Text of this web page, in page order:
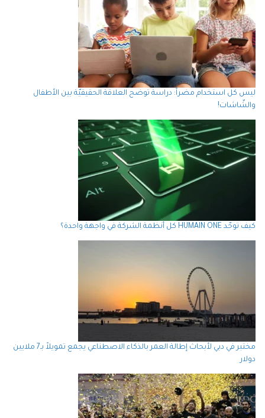
ليس كل استخدام مضراً: دراسة توضح العلاقة الحقيقيّة بين الأطفال
والشّاشات!
كيف توحّد HUMAIN ONE كل أنظمة الشركة في واجهة واحدة؟
مختبر في دبي لأبحاث إطالة العمر بالذكاء الاصطناعي يجمع تمويلاً بـ7 ملايين
دولار